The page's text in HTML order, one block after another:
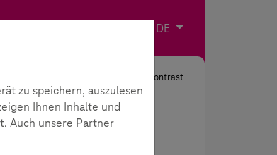
DE Sprache wählen
Kontrast
zu speichern, auszulesen
Ihnen Inhalte und
Auch unsere Partner